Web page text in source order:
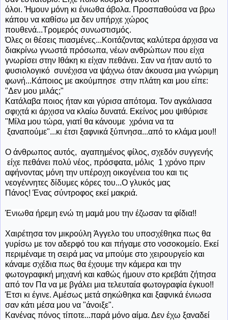
όλοι. Ήμουν μόνη κι ένιωθα άβολα. Προσπαθούσα να βρω
κάπου να καθίσω μα δεν υπήρχε χώρος
πουθενά...Τρομερός συνωστισμός.
Όλες οι θέσεις πιασμένες...Κοιτάζοντας καλύτερα άρχισα να
διακρίνω γνωστά πρόσωπα, νέων ανθρώπων που είχα
γνωρίσει στην Ιθάκη κι είχαν πεθάνει. Σαν να ήταν αυτό το
φυσιολογικό συνέχισα να ψάχνω όταν άκουσα μια γνώριμη
φωνή...Κάποιος με ακούμπησε στην πλάτη και μου είπε:
"Δεν μου μιλάς;"
Κατάλαβα ποιος ήταν και γύρισα απότομα. Τον αγκάλιασα
σφιχτά κι άρχισα να κλαίω δυνατά. Εκείνος μου ψιθύρισε
"Μίλα μου τώρα, γιατί θα κάνουμε χρόνια να τα
ξαναπούμε"...κι έτσι ξαφνικά ξύπνησα...από το κλάμα μου!!
Ο άνθρωπος αυτός, αγαπημένος φίλος, σχεδόν συγγενής
είχε πεθάνει πολύ νέος, πρόσφατα, μόλις 1 χρόνο πριν
αφήνοντας μόνη την υπέροχη οικογένεια του και τις
νεογέννητες δίδυμες κόρες του...Ο γλυκός μας
Πάνος! Ένας σύντροφος εκεί μακριά.
Ένιωθα ήρεμη ενώ τη μαμά μου την έζωσαν τα φίδια!!
Χαιρέτησα τον μικρούλη Άγγελο του υποσχέθηκα πως θα
γυρίσω με τον αδερφό του και πήγαμε στο νοσοκομείο. Εκεί
περιμέναμε τη σειρά μας να μπούμε στο χειρουργείο και
κάναμε σχέδια πως θα έχουμε την κάμερα και την
φωτογραφική μηχανή και καθώς ήμουν στο κρεβάτι ζήτησα
από τον Πα να με βγάλει μια τελευταία φωτογραφία έγκυο!!
Έτσι κι έγινε. Αμέσως μετά σηκώθηκα και ξαφνικά ένιωσα
σαν κάτι μέσα μου να "άνοιξε".
Κανένας πόνος τίποτε...παρά μόνο αίμα. Δεν έχω ξαναδεί